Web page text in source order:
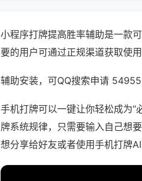
小程序打牌提高胜率辅助是一款
要的用户可通过正规渠道获取使用
辅助安装，可QQ搜索申请
手机打牌可以一键让你轻松成为“
牌系统规律，只需要输入自己想
想分享给好友或者使用手机打牌AI